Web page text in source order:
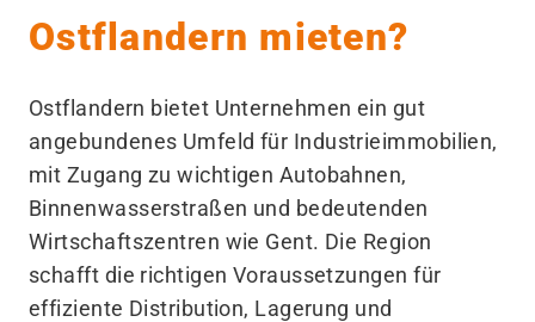
Ostflandern mieten?
Ostflandern bietet Unternehmen ein gut
angebundenes Umfeld für Industrieimmobilien,
mit Zugang zu wichtigen Autobahnen,
Binnenwasserstraßen und bedeutenden
Wirtschaftszentren wie Gent. Die Region
schafft die richtigen Voraussetzungen für
effiziente Distribution, Lagerung und